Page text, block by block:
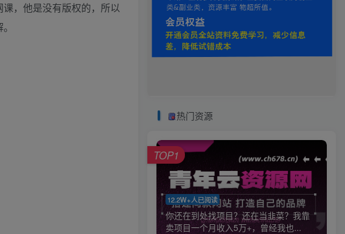
，他是没有版权的，所以
热门资源
12.2W+人已阅读
你还在到处找项目？还在当韭菜？我靠
卖项目一个月收入5万+，曾经我也...
TOP1